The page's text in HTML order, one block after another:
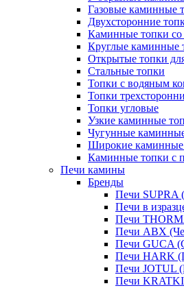
Газовые каминные
Двухсторонние
Каминные топки со
Круглые каминные
Открытые топки
Стальные топки
Топки с водяным
Топки
Топки угловые
Узкие каминные
Чугунные
Широкие каминные
Каминные топки с
Печи камины
Бренды
Печи SUPRA
Печи в
Печи
Печи ABX
Печи GUCA
Печи HARK
Печи JOTUL
Печи